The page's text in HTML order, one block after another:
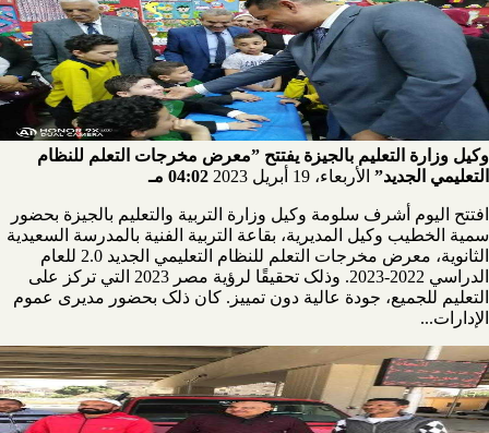
وكيل وزارة التعليم بالجيزة يفتتح ”معرض مخرجات التعلم للنظام
التعليمي الجديد” الأربعاء، 19 أبريل 2023 04:02 مـ
افتتح اليوم أشرف سلومة وكيل وزارة التربية والتعليم بالجيزة بحضور
سمية الخطيب وكيل المديرية، بقاعة التربية الفنية بالمدرسة السعيدية
الثانوية، معرض مخرجات التعلم للنظام التعليمي الجديد 2.0 للعام
الدراسي 2022-2023. وذلک تحقيقًا لرؤية مصر 2023 التي تركز على
التعليم للجميع، جودة عالية دون تمييز. كان ذلک بحضور مديرى عموم
الإدارات...